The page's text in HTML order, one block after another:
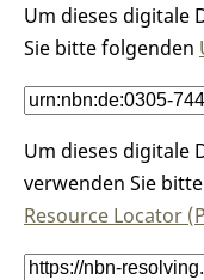
Um dieses digitale
Sie bitte folgenden
Um dieses digitale
verwenden Sie
Resource Locator